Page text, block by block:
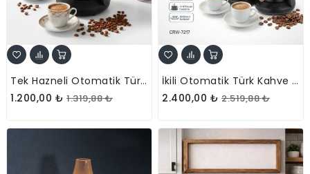
Tek Hazneli Otomatik Türk Kahve Makinesi
1.200,00 ₺ 1.319,88 ₺
İkili Otomatik Türk Kahve Makinesi
2.400,00 ₺ 2.519,88 ₺